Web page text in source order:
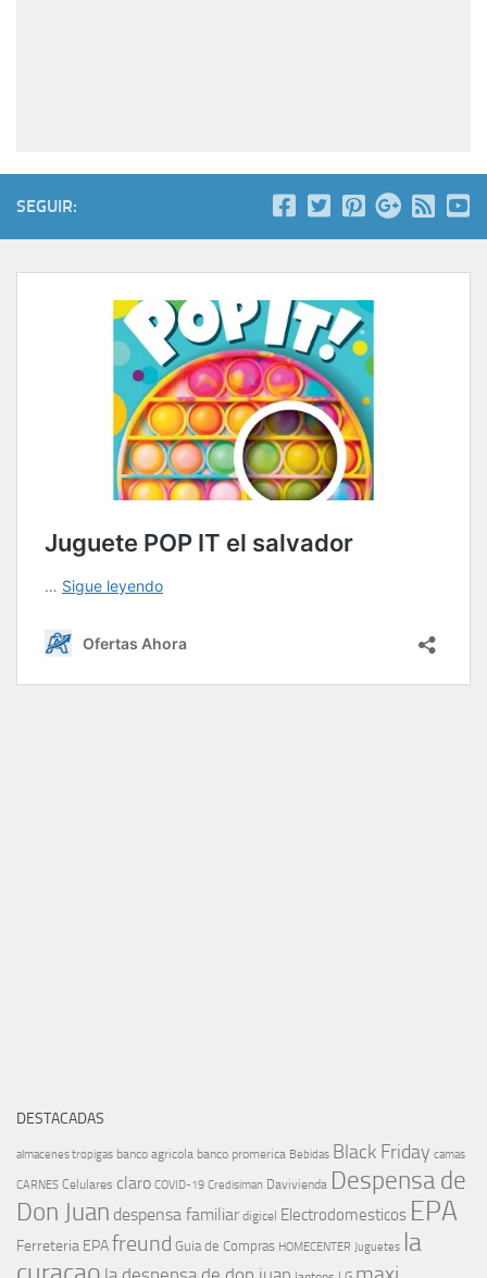
SEGUIR:
DESTACADAS
almacenes tropigas banco agricola banco promerica Bebidas Black Friday camas
CARNES Celulares claro COVID-19 Credisiman Davivienda Despensa de
Don Juan despensa familiar digicel Electrodomesticos EPA
Ferreteria EPAfreund Guia de Compras HOMECENTER Juguetes la